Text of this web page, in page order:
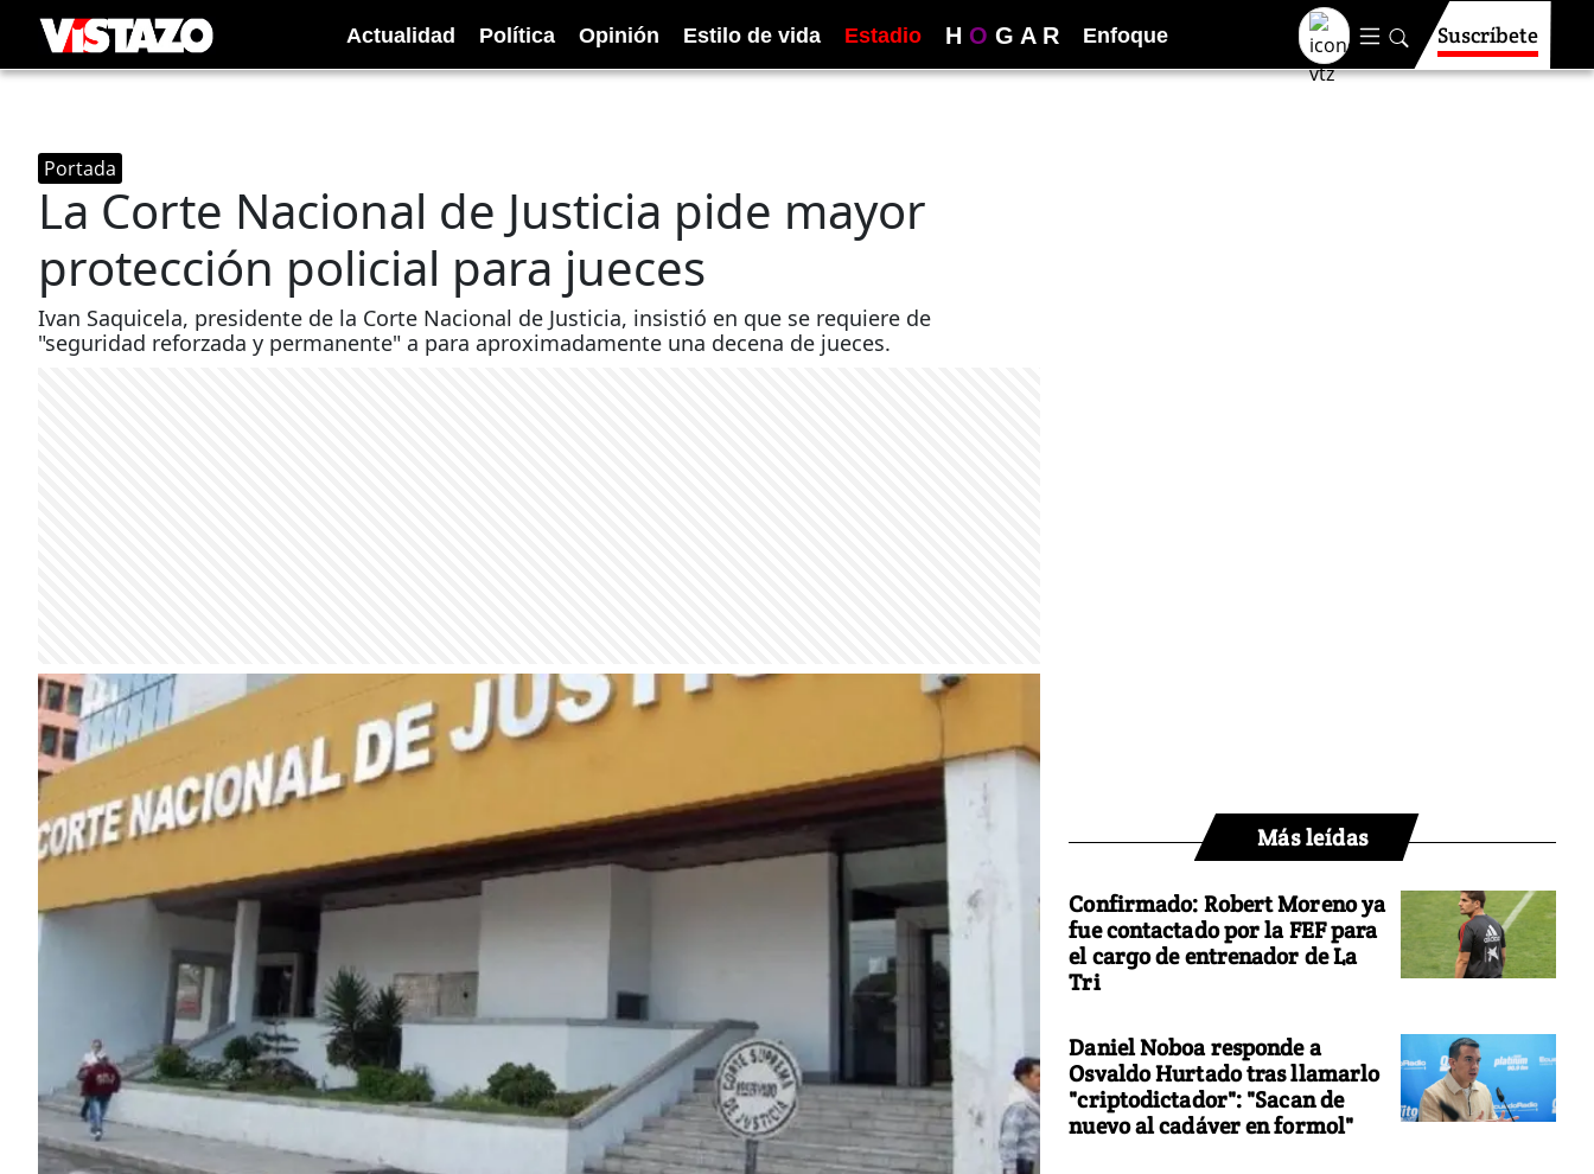
Actualidad Política Opinión Estilo de vida Estadio H O G A R Enfoque Suscríbete
Portada
La Corte Nacional de Justicia pide mayor
protección policial para jueces
Ivan Saquicela, presidente de la Corte Nacional de Justicia, insistió en que se requiere de
"seguridad reforzada y permanente" a para aproximadamente una decena de jueces.
Más leídas
Confirmado: Robert Moreno ya
fue contactado por la FEF para
el cargo de entrenador de La
Tri
Daniel Noboa responde a
Osvaldo Hurtado tras llamarlo
"criptodictador": "Sacan de
nuevo al cadáver en formol"